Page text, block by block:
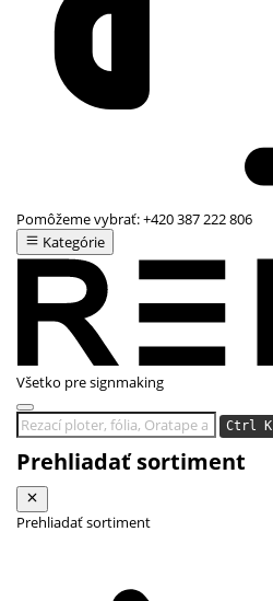
Pomôžeme vybrať:+420 387 222 806
Kategórie
Všetko pre signmaking
Ctrl K
Prehliadať sortiment
Prehliadať sortiment